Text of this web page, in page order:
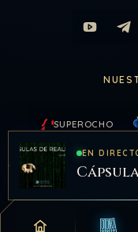
SUPEROCHO
EN